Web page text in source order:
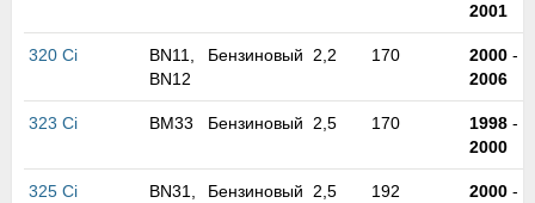
2001
320 Ci
BN11,
BN12
Бензиновый 2,2 170 2000 -
2006
323 Ci BM33 Бензиновый 2,5 170 1998 -
2000
325 Ci
BN31,
Бензиновый 2,5 192 2000 -